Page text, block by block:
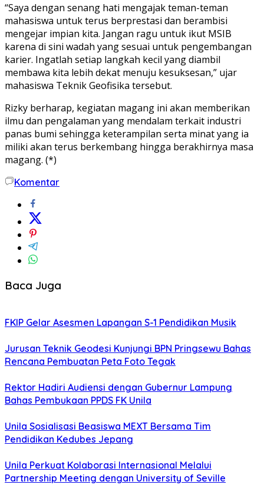
“Saya dengan senang hati mengajak teman-teman
mahasiswa untuk terus berprestasi dan berambisi
mengejar impian kita. Jangan ragu untuk ikut MSIB
karena di sini wadah yang sesuai untuk pengembangan
karier. Ingatlah setiap langkah kecil yang diambil
membawa kita lebih dekat menuju kesuksesan,” ujar
mahasiswa Teknik Geofisika tersebut.
Rizky berharap, kegiatan magang ini akan memberikan
ilmu dan pengalaman yang mendalam terkait industri
panas bumi sehingga keterampilan serta minat yang ia
miliki akan terus berkembang hingga berakhirnya masa
magang. (*)
Komentar
Baca Juga
FKIP Gelar Asesmen Lapangan S-1 Pendidikan Musik
Jurusan Teknik Geodesi Kunjungi BPN Pringsewu Bahas
Rencana Pembuatan Peta Foto Tegak
Rektor Hadiri Audiensi dengan Gubernur Lampung
Bahas Pembukaan PPDS FK Unila
Unila Sosialisasi Beasiswa MEXT Bersama Tim
Pendidikan Kedubes Jepang
Unila Perkuat Kolaborasi Internasional Melalui
Partnership Meeting dengan University of Seville